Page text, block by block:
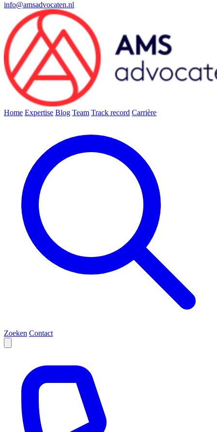
info@amsadvocaten.nl
Home Expertise Blog Team Track record Carrière
Zoeken Contact